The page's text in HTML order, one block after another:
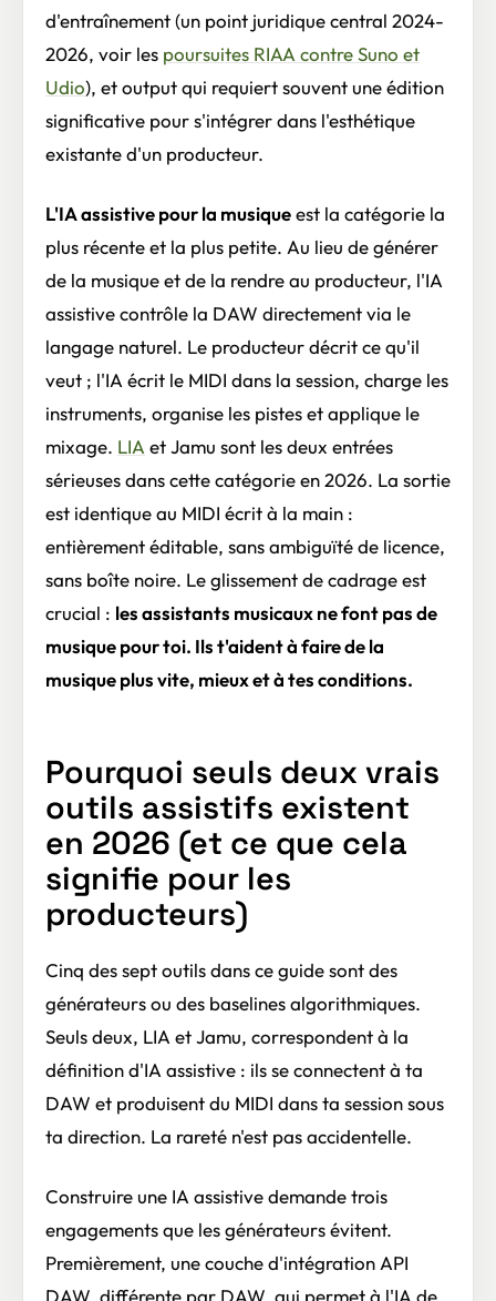
d'entraînement (un point juridique central 2024-
2026, voir les poursuites RIAA contre Suno et
Udio), et output qui requiert souvent une édition
significative pour s'intégrer dans l'esthétique
existante d'un producteur.
L'IA assistive pour la musiqueest la catégorie la
plus récente et la plus petite. Au lieu de générer
de la musique et de la rendre au producteur, l'IA
assistive contrôle la DAW directement via le
langage naturel. Le producteur décrit ce qu'il
veut ; l'IA écrit le MIDI dans la session, charge les
instruments, organise les pistes et applique le
mixage. LIA et Jamu sont les deux entrées
sérieuses dans cette catégorie en 2026. La sortie
est identique au MIDI écrit à la main :
entièrement éditable, sans ambiguïté de licence,
sans boîte noire. Le glissement de cadrage est
crucial : les assistants musicaux ne font pas de
musique pour toi. Ils t'aident à faire de la
musique plus vite, mieux et à tes conditions.
Pourquoi seuls deux vrais
outils assistifs existent
en 2026 (et ce que cela
signifie pour les
producteurs)
Cinq des sept outils dans ce guide sont des
générateurs ou des baselines algorithmiques.
Seuls deux, LIA et Jamu, correspondent à la
définition d'IA assistive : ils se connectent à ta
DAW et produisent du MIDI dans ta session sous
ta direction. La rareté n'est pas accidentelle.
Construire une IA assistive demande trois
engagements que les générateurs évitent.
Premièrement, une couche d'intégration API